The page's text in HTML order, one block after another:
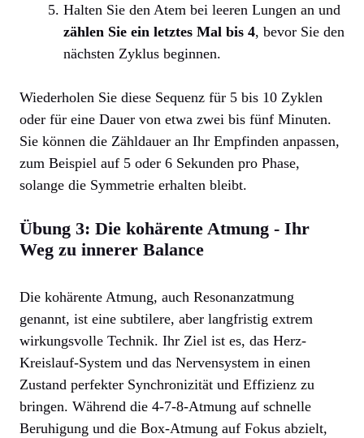
Halten Sie den Atem bei leeren Lungen an und
zählen Sie ein letztes Mal bis 4, bevor Sie den
nächsten Zyklus beginnen.
Wiederholen Sie diese Sequenz für 5 bis 10 Zyklen
oder für eine Dauer von etwa zwei bis fünf Minuten.
Sie können die Zähldauer an Ihr Empfinden anpassen,
zum Beispiel auf 5 oder 6 Sekunden pro Phase,
solange die Symmetrie erhalten bleibt.
Übung 3: Die kohärente Atmung - Ihr
Weg zu innerer Balance
Die kohärente Atmung, auch Resonanzatmung
genannt, ist eine subtilere, aber langfristig extrem
wirkungsvolle Technik. Ihr Ziel ist es, das Herz-
Kreislauf-System und das Nervensystem in einen
Zustand perfekter Synchronizität und Effizienz zu
bringen. Während die 4-7-8-Atmung auf schnelle
Beruhigung und die Box-Atmung auf Fokus abzielt,